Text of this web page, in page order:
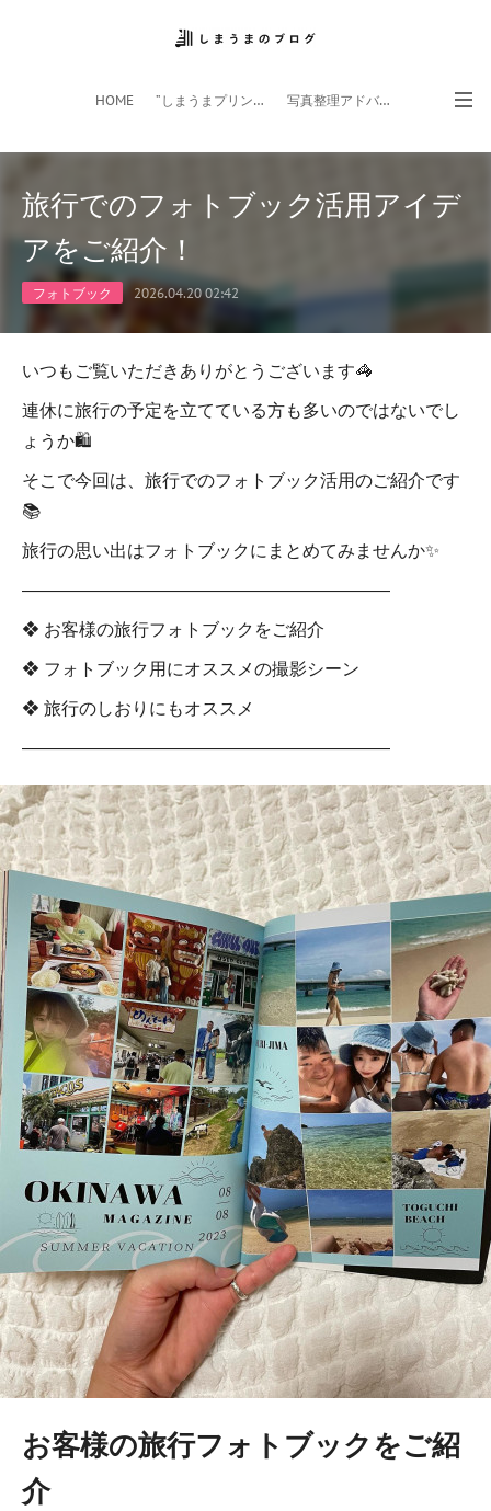
HOME ”しまうまプリント”サイト 写真整理アドバイザー
旅行でのフォトブック活用アイデ
アをご紹介！
フォトブック 2026.04.20 02:42
いつもご覧いただきありがとうございます🦓
連休に旅行の予定を立てている方も多いのではないでし
ょうか🛍
そこで今回は、旅行でのフォトブック活用のご紹介です
📚
旅行の思い出はフォトブックにまとめてみませんか✨
―――――――――――――――――――――
❖ お客様の旅行フォトブックをご紹介
❖ フォトブック用にオススメの撮影シーン
❖ 旅行のしおりにもオススメ
―――――――――――――――――――――
お客様の旅行フォトブックをご紹
介